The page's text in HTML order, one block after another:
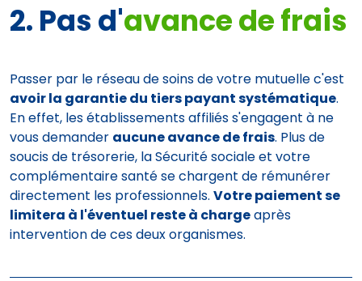
2. Pas d'avance de frais
Passer par le réseau de soins de votre mutuelle c'est
avoir la garantie du tiers payant systématique.
En effet, les établissements affiliés s'engagent à ne
vous demander aucune avance de frais. Plus de
soucis de trésorerie, la Sécurité sociale et votre
complémentaire santé se chargent de rémunérer
directement les professionnels. Votre paiement se
limitera à l'éventuel reste à chargeaprès
intervention de ces deux organismes.